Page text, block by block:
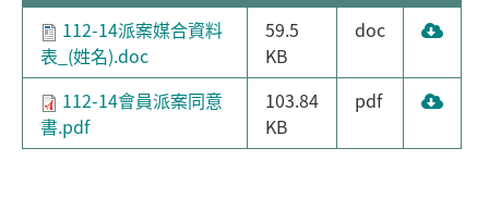
112-14派案媒合資料
表_(姓名).doc
59.5
KB
doc
112-14會員派案同意
書.pdf
103.84
KB
pdf